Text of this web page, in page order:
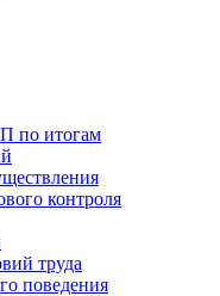
по итогам
контроля
труда
поведения